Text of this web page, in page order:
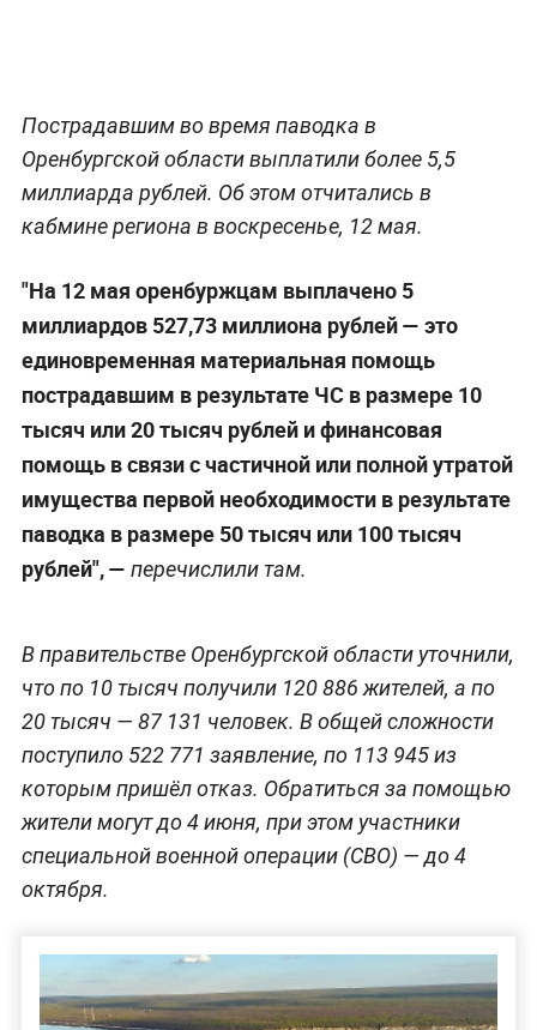
Пострадавшим во время паводка в
Оренбургской области выплатили более 5,5
миллиарда рублей. Об этом отчитались в
кабмине региона в воскресенье, 12 мая.
"На 12 мая оренбуржцам выплачено 5
миллиардов 527,73 миллиона рублей — это
единовременная материальная помощь
пострадавшим в результате ЧС в размере 10
тысяч или 20 тысяч рублей и финансовая
помощь в связи с частичной или полной утратой
имущества первой необходимости в результате
паводка в размере 50 тысяч или 100 тысяч
рублей", — перечислили там.
В правительстве Оренбургской области уточнили,
что по 10 тысяч получили 120 886 жителей, а по
20 тысяч — 87 131 человек. В общей сложности
поступило 522 771 заявление, по 113 945 из
которым пришёл отказ. Обратиться за помощью
жители могут до 4 июня, при этом участники
специальной военной операции (СВО) — до 4
октября.